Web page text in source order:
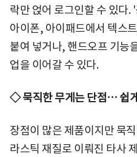
락만 얹어 로그인할 수 있다.
아이폰, 아이패드에서 텍스
붙여 넣거나, 핸드오프 기능
업을 이어갈 수 있다.
◇ 묵직한 무게는 단점… 쉽
장점이 많은 제품이지만 묵
라스틱 재질로 이뤄진 타사